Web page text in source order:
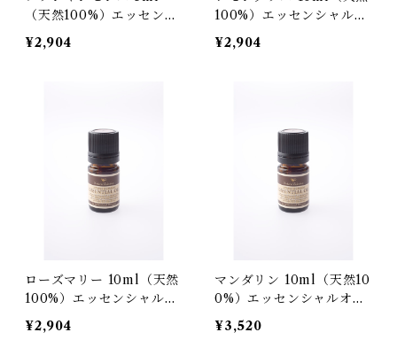
（天然100%）エッセンシ
ャルオイル
¥2,904
100%）エッセンシャルオ
イル
¥2,904
ローズマリー 10ml（天然
100%）エッセンシャルオ
イル
¥2,904
マンダリン 10ml（天然10
0%）エッセンシャルオイ
ル
¥3,520